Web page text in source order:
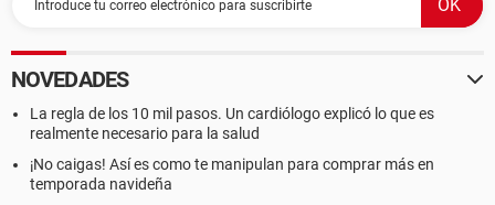
NOVEDADES
La regla de los 10 mil pasos. Un cardiólogo explicó lo que es
realmente necesario para la salud
¡No caigas! Así es como te manipulan para comprar más en
temporada navideña